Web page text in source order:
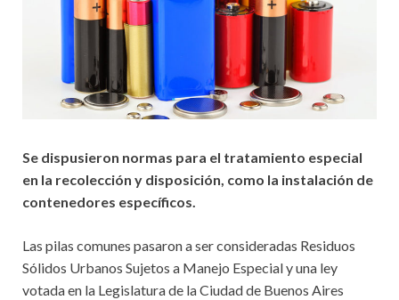
Se dispusieron normas para el tratamiento especial
en la recolección y disposición, como la instalación de
contenedores específicos.
Las pilas comunes pasaron a ser consideradas Residuos
Sólidos Urbanos Sujetos a Manejo Especial y una ley
votada en la Legislatura de la Ciudad de Buenos Aires